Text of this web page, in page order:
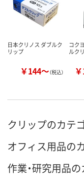
カ
日本クリノス ダブルク
リップ
￥144～（税込）
コク
ルク
クリップのカテ
オフィス用品の
作業・研究用品